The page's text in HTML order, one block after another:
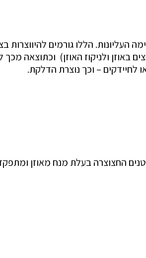
העליונות. הללו גורמים להיווצרות
באוזן ולניקוז האוזן) וכתוצאה מכך
לחיידקים – וכך נוצרת הדלקת.
החצוצרה בעלת מנח מאוזן